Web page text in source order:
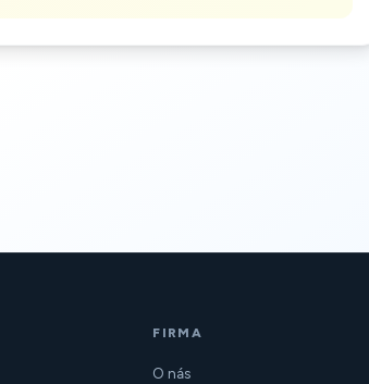
FIRMA
O nás